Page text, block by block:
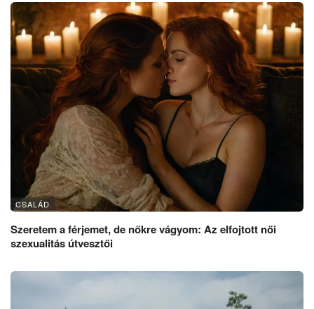
CSALÁD
Szeretem a férjemet, de nőkre vágyom: Az elfojtott női
szexualitás útvesztői